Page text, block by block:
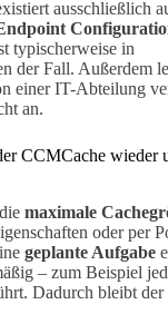
ausschließlich
typischerweise in
der Fall. Außerdem
einer IT-Abteilung
an.
CCMCache wieder
maximale
oder per
geplante Aufgabe
– zum Beispiel
Dadurch bleibt der